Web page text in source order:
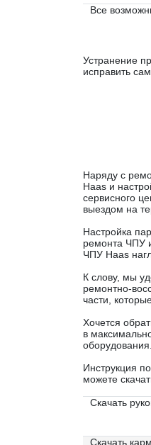
Все
Устранение
исправить
Наряду с
Haas и
сервисного
выездом на
Настройка
ремонта ЧПУ
ЧПУ Haas
К слову, мы
ремонтно-
части,
Хочется
в
оборудования.
Инструкция по
можете
Скачать
Скачать